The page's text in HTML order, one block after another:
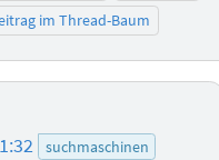
im Thread-Baum
suchmaschinen